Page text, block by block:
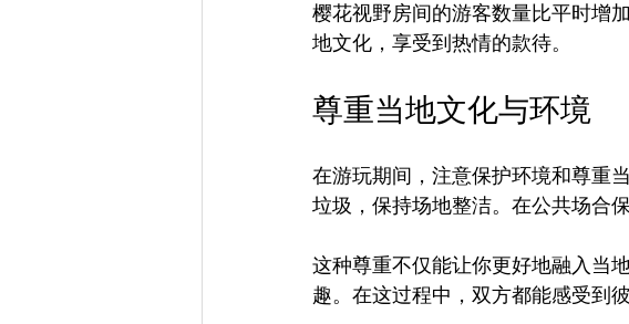
樱花视野房间的游客数量比平时增
地文化，享受到热情的款待。
尊重当地文化与环境
在游玩期间，注意保护环境和尊重
垃圾，保持场地整洁。在公共场合
这种尊重不仅能让你更好地融入当
趣。在这过程中，双方都能感受到